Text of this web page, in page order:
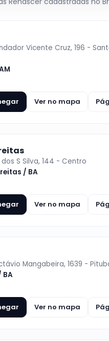
Vicente Cruz, 196 -
Ver no mapa
dos S Silva, 144 - Centro
/ BA
Ver no mapa
Mangabeira, 1639 -
BA
Ver no mapa